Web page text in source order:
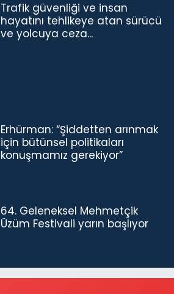
Trafik güvenliği ve insan
hayatını tehlikeye atan sürücü
ve yolcuya ceza...
Erhürman: “Şiddetten arınmak
için bütünsel politikaları
konuşmamız gerekiyor”
64. Geleneksel Mehmetçik
Üzüm Festivali yarın başlıyor